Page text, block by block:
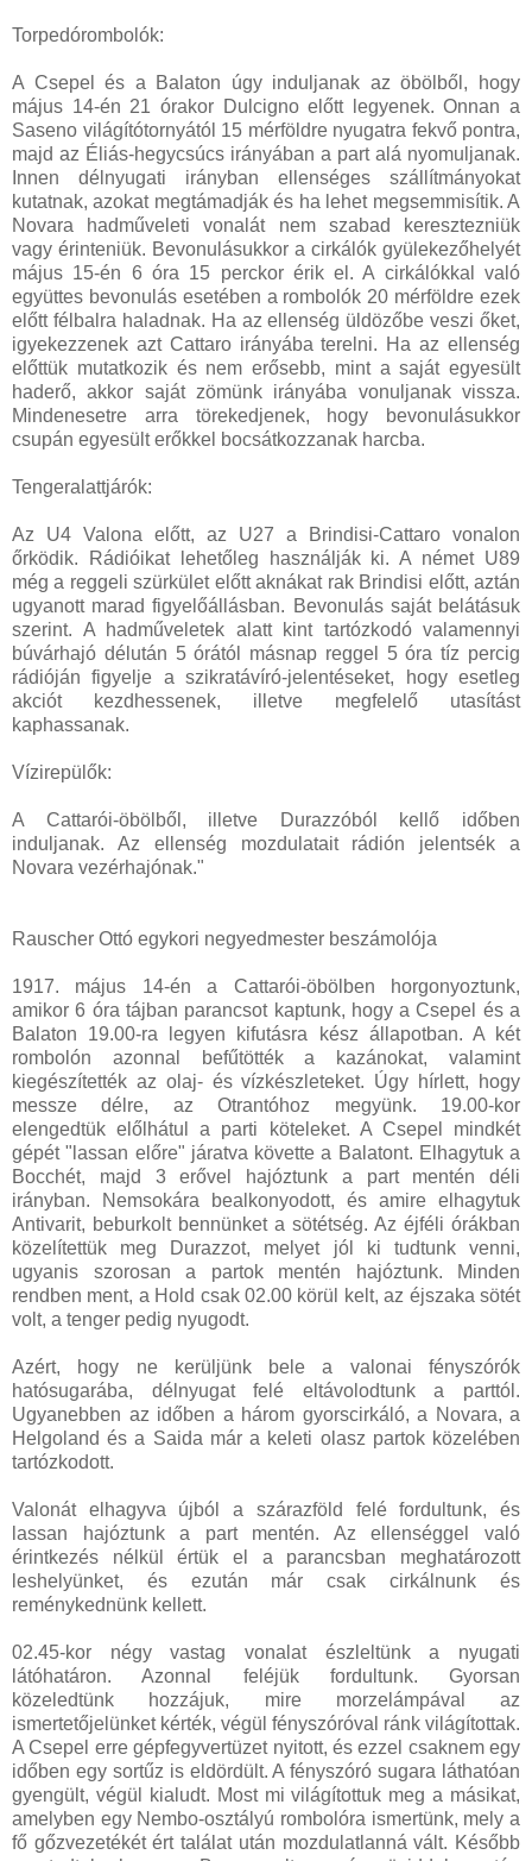
Torpedórombolók:
A Csepel és a Balaton úgy induljanak az öbölből, hogy
május 14-én 21 órakor Dulcigno előtt legyenek. Onnan a
Saseno világítótornyától 15 mérföldre nyugatra fekvő pontra,
majd az Éliás-hegycsúcs irányában a part alá nyomuljanak.
Innen délnyugati irányban ellenséges szállítmányokat
kutatnak, azokat megtámadják és ha lehet megsemmisítik. A
Novara hadműveleti vonalát nem szabad keresztezniük
vagy érinteniük. Bevonulásukkor a cirkálók gyülekezőhelyét
május 15-én 6 óra 15 perckor érik el. A cirkálókkal való
együttes bevonulás esetében a rombolók 20 mérföldre ezek
előtt félbalra haladnak. Ha az ellenség üldözőbe veszi őket,
igyekezzenek azt Cattaro irányába terelni. Ha az ellenség
előttük mutatkozik és nem erősebb, mint a saját egyesült
haderő, akkor saját zömünk irányába vonuljanak vissza.
Mindenesetre arra törekedjenek, hogy bevonulásukkor
csupán egyesült erőkkel bocsátkozzanak harcba.
Tengeralattjárók:
Az U4 Valona előtt, az U27 a Brindisi-Cattaro vonalon
őrködik. Rádióikat lehetőleg használják ki. A német U89
még a reggeli szürkület előtt aknákat rak Brindisi előtt, aztán
ugyanott marad figyelőállásban. Bevonulás saját belátásuk
szerint. A hadműveletek alatt kint tartózkodó valamennyi
búvárhajó délután 5 órától másnap reggel 5 óra tíz percig
rádióján figyelje a szikratávíró-jelentéseket, hogy esetleg
akciót kezdhessenek, illetve megfelelő utasítást
kaphassanak.
Vízirepülők:
A Cattarói-öbölből, illetve Durazzóból kellő időben
induljanak. Az ellenség mozdulatait rádión jelentsék a
Novara vezérhajónak."
Rauscher Ottó egykori negyedmester beszámolója
1917. május 14-én a Cattarói-öbölben horgonyoztunk,
amikor 6 óra tájban parancsot kaptunk, hogy a Csepel és a
Balaton 19.00-ra legyen kifutásra kész állapotban. A két
rombolón azonnal befűtötték a kazánokat, valamint
kiegészítették az olaj- és vízkészleteket. Úgy hírlett, hogy
messze délre, az Otrantóhoz megyünk. 19.00-kor
elengedtük előlhátul a parti köteleket. A Csepel mindkét
gépét "lassan előre" járatva követte a Balatont. Elhagytuk a
Bocchét, majd 3 erővel hajóztunk a part mentén déli
irányban. Nemsokára bealkonyodott, és amire elhagytuk
Antivarit, beburkolt bennünket a sötétség. Az éjféli órákban
közelítettük meg Durazzot, melyet jól ki tudtunk venni,
ugyanis szorosan a partok mentén hajóztunk. Minden
rendben ment, a Hold csak 02.00 körül kelt, az éjszaka sötét
volt, a tenger pedig nyugodt.
Azért, hogy ne kerüljünk bele a valonai fényszórók
hatósugarába, délnyugat felé eltávolodtunk a parttól.
Ugyanebben az időben a három gyorscirkáló, a Novara, a
Helgoland és a Saida már a keleti olasz partok közelében
tartózkodott.
Valonát elhagyva újból a szárazföld felé fordultunk, és
lassan hajóztunk a part mentén. Az ellenséggel való
érintkezés nélkül értük el a parancsban meghatározott
leshelyünket, és ezután már csak cirkálnunk és
reménykednünk kellett.
02.45-kor négy vastag vonalat észleltünk a nyugati
látóhatáron. Azonnal feléjük fordultunk. Gyorsan
közeledtünk hozzájuk, mire morzelámpával az
ismertetőjelünket kérték, végül fényszóróval ránk világítottak.
A Csepel erre gépfegyvertüzet nyitott, és ezzel csaknem egy
időben egy sortűz is eldördült. A fényszóró sugara láthatóan
gyengült, végül kialudt. Most mi világítottuk meg a másikat,
amelyben egy Nembo-osztályú rombolóra ismertünk, mely a
fő gőzvezetékét ért találat után mozdulatlanná vált. Később